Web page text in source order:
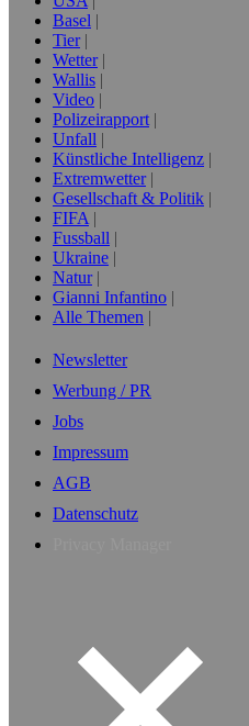
Basel
Tier
Wetter
Wallis
Video
Polizeirapport
Unfall
Künstliche Intelligenz
Extremwetter
Gesellschaft & Politik
FIFA
Fussball
Ukraine
Natur
Gianni Infantino
Alle Themen
Newsletter
Werbung / PR
Jobs
Impressum
AGB
Datenschutz